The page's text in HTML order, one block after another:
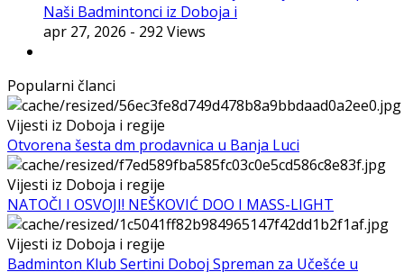
Naši Badmintonci iz Doboja i
apr 27, 2026 - 292 Views
Popularni članci
Vijesti iz Doboja i regije
Otvorena šesta dm prodavnica u Banja Luci
Vijesti iz Doboja i regije
NATOČI I OSVOJI! NEŠKOVIĆ DOO I MASS-LIGHT
Vijesti iz Doboja i regije
Badminton Klub Sertini Doboj Spreman za Učešće u